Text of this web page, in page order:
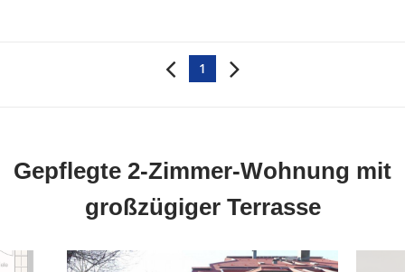
1
Gepflegte 2-Zimmer-Wohnung mit
großzügiger Terrasse